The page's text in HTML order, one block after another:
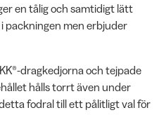
en tålig och samtidigt lätt
packningen men erbjuder
dragkedjorna och tejpade
hålls torrt även under
fodral till ett pålitligt val för